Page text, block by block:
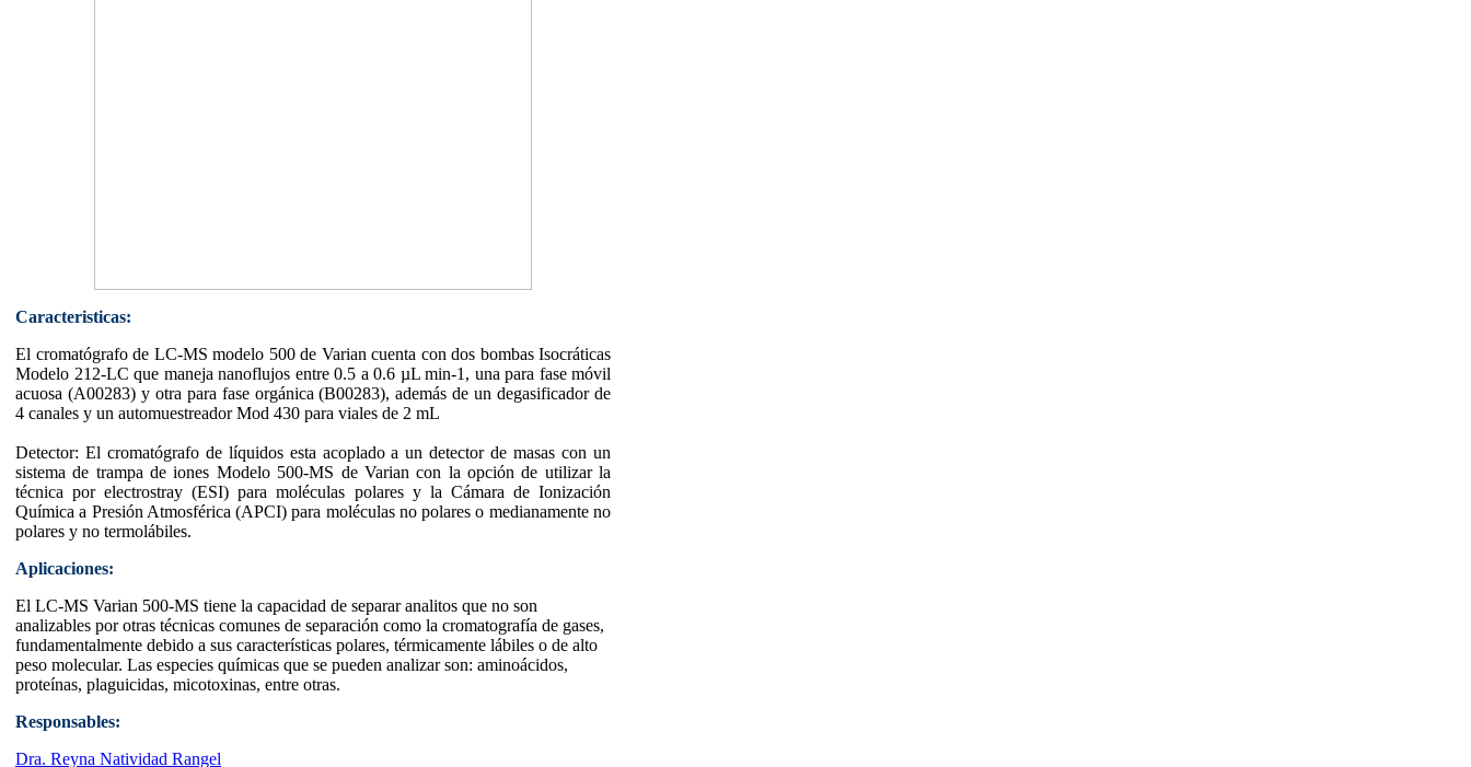
Caracteristicas:
El cromatógrafo de LC-MS modelo 500 de Varian cuenta con dos bombas Isocráticas
Modelo 212-LC que maneja nanoflujos entre 0.5 a 0.6 µL min-1, una para fase móvil
acuosa (A00283) y otra para fase orgánica (B00283), además de un degasificador de
4 canales y un automuestreador Mod 430 para viales de 2 mL
Detector: El cromatógrafo de líquidos esta acoplado a un detector de masas con un
sistema de trampa de iones Modelo 500-MS de Varian con la opción de utilizar la
técnica por electrostray (ESI) para moléculas polares y la Cámara de Ionización
Química a Presión Atmosférica (APCI) para moléculas no polares o medianamente no
polares y no termolábiles.
Aplicaciones:
El LC-MS Varian 500-MS tiene la capacidad de separar analitos que no son
analizables por otras técnicas comunes de separación como la cromatografía de gases,
fundamentalmente debido a sus características polares, térmicamente lábiles o de alto
peso molecular. Las especies químicas que se pueden analizar son: aminoácidos,
proteínas, plaguicidas, micotoxinas, entre otras.
Responsables:
Dra. Reyna Natividad Rangel